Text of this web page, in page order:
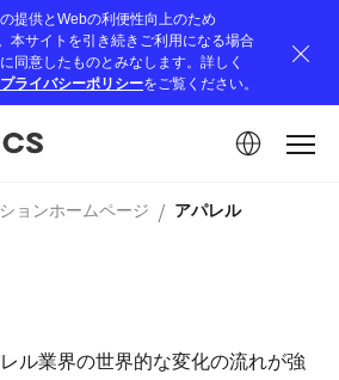
提供とWebの利便性向上のため
本サイトを引き続きご利用になる場合
同意したものとみなします。詳しく
プライバシーポリシーをご覧ください。
画
像
ョンホームページ アパレル
ル業界の世界的な変化の流れが強